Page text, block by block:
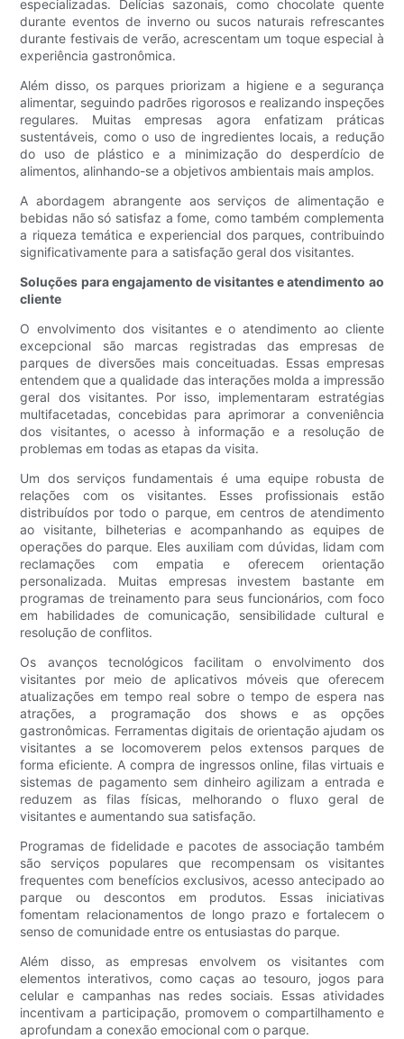
especializadas. Delícias sazonais, como chocolate quente
durante eventos de inverno ou sucos naturais refrescantes
durante festivais de verão, acrescentam um toque especial à
experiência gastronômica.
Além disso, os parques priorizam a higiene e a segurança
alimentar, seguindo padrões rigorosos e realizando inspeções
regulares. Muitas empresas agora enfatizam práticas
sustentáveis, como o uso de ingredientes locais, a redução
do uso de plástico e a minimização do desperdício de
alimentos, alinhando-se a objetivos ambientais mais amplos.
A abordagem abrangente aos serviços de alimentação e
bebidas não só satisfaz a fome, como também complementa
a riqueza temática e experiencial dos parques, contribuindo
significativamente para a satisfação geral dos visitantes.
Soluções para engajamento de visitantes e atendimento ao
cliente
O envolvimento dos visitantes e o atendimento ao cliente
excepcional são marcas registradas das empresas de
parques de diversões mais conceituadas. Essas empresas
entendem que a qualidade das interações molda a impressão
geral dos visitantes. Por isso, implementaram estratégias
multifacetadas, concebidas para aprimorar a conveniência
dos visitantes, o acesso à informação e a resolução de
problemas em todas as etapas da visita.
Um dos serviços fundamentais é uma equipe robusta de
relações com os visitantes. Esses profissionais estão
distribuídos por todo o parque, em centros de atendimento
ao visitante, bilheterias e acompanhando as equipes de
operações do parque. Eles auxiliam com dúvidas, lidam com
reclamações com empatia e oferecem orientação
personalizada. Muitas empresas investem bastante em
programas de treinamento para seus funcionários, com foco
em habilidades de comunicação, sensibilidade cultural e
resolução de conflitos.
Os avanços tecnológicos facilitam o envolvimento dos
visitantes por meio de aplicativos móveis que oferecem
atualizações em tempo real sobre o tempo de espera nas
atrações, a programação dos shows e as opções
gastronômicas. Ferramentas digitais de orientação ajudam os
visitantes a se locomoverem pelos extensos parques de
forma eficiente. A compra de ingressos online, filas virtuais e
sistemas de pagamento sem dinheiro agilizam a entrada e
reduzem as filas físicas, melhorando o fluxo geral de
visitantes e aumentando sua satisfação.
Programas de fidelidade e pacotes de associação também
são serviços populares que recompensam os visitantes
frequentes com benefícios exclusivos, acesso antecipado ao
parque ou descontos em produtos. Essas iniciativas
fomentam relacionamentos de longo prazo e fortalecem o
senso de comunidade entre os entusiastas do parque.
Além disso, as empresas envolvem os visitantes com
elementos interativos, como caças ao tesouro, jogos para
celular e campanhas nas redes sociais. Essas atividades
incentivam a participação, promovem o compartilhamento e
aprofundam a conexão emocional com o parque.